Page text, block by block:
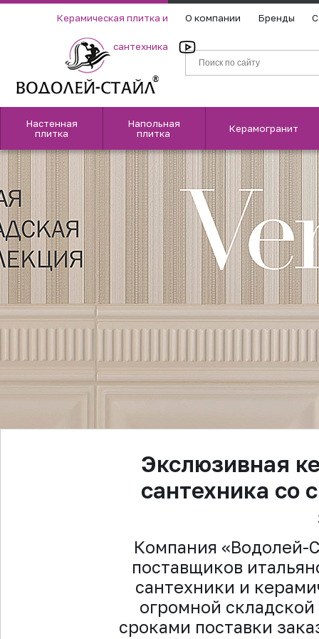
Керамическая плитка и
сантехника
О компании Бренды
Настенная
плитка
Напольная
плитка
Керамогранит
Экслюзивная
сантехника со
Компания «Водолей-
поставщиков
сантехники и
огромной
сроками поставки